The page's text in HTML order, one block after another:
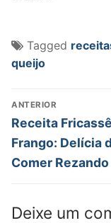
Tagged
queijo
Navegação
de
Post
ANTERIOR
Post
anterior:
Receita
Frango: Delícia
Comer Rezando
Deixe um